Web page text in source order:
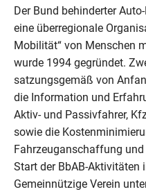
Der Bund behinderter
eine überregionale
Mobilität“ von Menschen
wurde 1994 gegründet.
satzungsgemäß von
die Information und
Aktiv- und Passivfahrer,
sowie die
Fahrzeuganschaffung
Start der BbAB-Aktivitäten
Gemeinnützige Verein